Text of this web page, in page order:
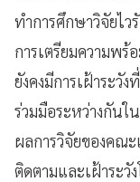
ทำการศึกษาวิจัยไว
การเตรียมความพร้
ยังคงมีการเฝ้าระวั
ร่วมมือระหว่างกันใ
ผลการวิจัยของคณ
ติดตามและเฝ้าระวั